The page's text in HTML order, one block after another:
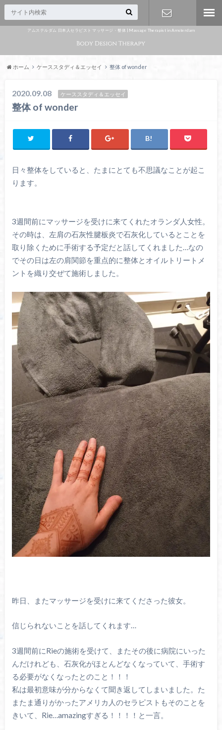
アムステルダム 日本人セラピスト マッサージ・整体 | Massage Therapist in Amsterdam
ホーム ケーススタディ＆エッセイ 整体 of wonder
2020.09.08 ケーススタディ＆エッセイ
整体 of wonder
日々整体をしていると、たまにとても不思議なことが起こ
ります。
3週間前にマッサージを受けに来てくれたオランダ人女性。
その時は、左肩の石灰性腱板炎で石灰化しているとことを
取り除くために手術する予定だと話してくれました…なの
でその日は左の肩関節を重点的に整体とオイルトリートメ
ントを織り交ぜて施術しました。
昨日、またマッサージを受けに来てくださった彼女。
信じられないことを話してくれます…
3週間前にRieの施術を受けて、またその後に病院にいった
んだけれども、石灰化がほとんどなくなっていて、手術す
る必要がなくなったとのこと！！！
私は最初意味が分からなくて聞き返してしまいました。た
またま通りがかったアメリカ人のセラピストもそのことを
きいて、Rie…amazingすぎる！！！！と一言。